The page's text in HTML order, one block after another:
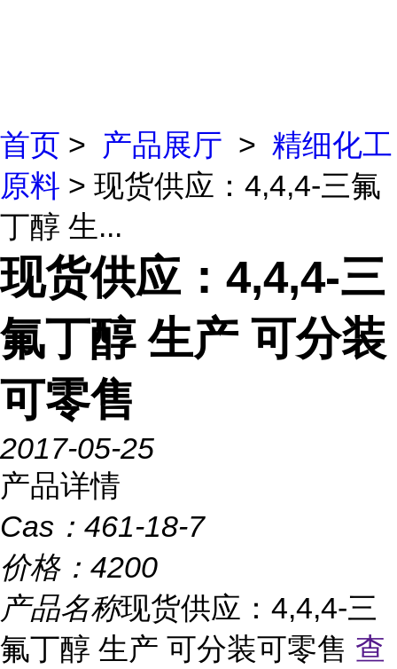
首页 > 产品展厅 > 精细化工
原料 > 现货供应：4,4,4-三氟
丁醇 生...
现货供应：4,4,4-三
氟丁醇 生产 可分装
可零售
2017-05-25
产品详情
Cas： 461-18-7
价格： 4200
产品名称现货供应：4,4,4-三
氟丁醇 生产 可分装可零售 查